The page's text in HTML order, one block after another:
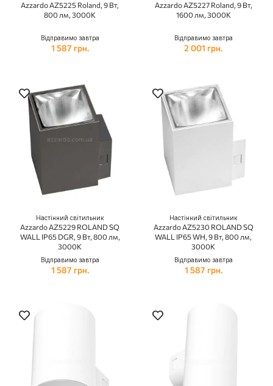
Azzardo AZ5225 Roland, 9 Вт,
800 лм, 3000К
Відправимо завтра
1 587 грн.
Azzardo AZ5227 Roland, 9 Вт,
1600 лм, 3000К
Відправимо завтра
2 001 грн.
Настінний світильник
Azzardo AZ5229 ROLAND SQ
WALL IP65 DGR, 9 Вт, 800 лм,
3000K
Відправимо завтра
1 587 грн.
Настінний світильник
Azzardo AZ5230 ROLAND SQ
WALL IP65 WH, 9 Вт, 800 лм,
3000K
Відправимо завтра
1 587 грн.